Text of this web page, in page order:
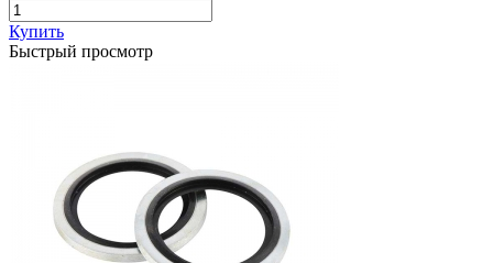
Купить
Быстрый просмотр